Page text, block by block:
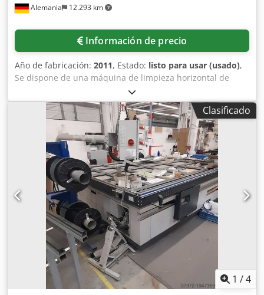
Alemania 12.293 km
Información de precio
Año de fabricación: 2011, Estado: listo para usar (usado),
Se dispone de una máquina de limpieza horizontal de
doble cabezal Stürtz para el procesamiento simultáneo de
dos esquinas interiores y exteriores de 90° en ventanas de
PVC soldadas. Estaciones de herramientas arriba/abajo:
8/8. Dimensiones mínimas del producto X/Y sin
procesamiento de travesaños: 320mm/370mm.
Dimensiones mínimas del producto X/Y con procesamiento
de travesaños: 640mm/370mm. Dimensión mínima interna
del marco X/Y: 180mm/180mm. Dimensiones máximas del
marco X/Y: 4000mm/3000mm. Profundidad de
construcción: 30mm-135mm. Rango de ancho visible del
perfil: 25mm-120mm. Equipamiento: 4 unidades de
taladrado para ranura de junta, 4 medidores de esquina
interior, 4 cuchillas para ranura de sombra, 2 unidades
para contorno exterior. Incluye accesorios y herramientas
diversos. Documentación disponible. Posibilidad de
inspección in situ. Dcsdpfxjyn N Aps Ad Nok
Clasificado
1 /4